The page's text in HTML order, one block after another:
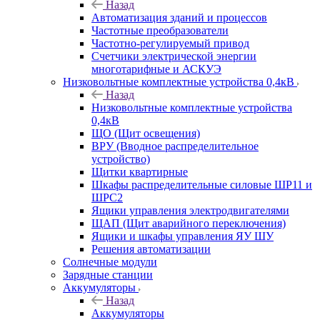
Назад
Автоматизация зданий и процессов
Частотные преобразователи
Частотно-регулируемый привод
Счетчики электрической энергии
многотарифные и АСКУЭ
Низковольтные комплектные устройства 0,4кВ
Назад
Низковольтные комплектные устройства
0,4кВ
ЩО (Щит освещения)
ВРУ (Вводное распределительное
устройство)
Щитки квартирные
Шкафы распределительные силовые ШР11 и
ШРС2
Ящики управления электродвигателями
ЩАП (Щит аварийного переключения)
Ящики и шкафы управления ЯУ ШУ
Решения автоматизации
Солнечные модули
Зарядные станции
Аккумуляторы
Назад
Аккумуляторы